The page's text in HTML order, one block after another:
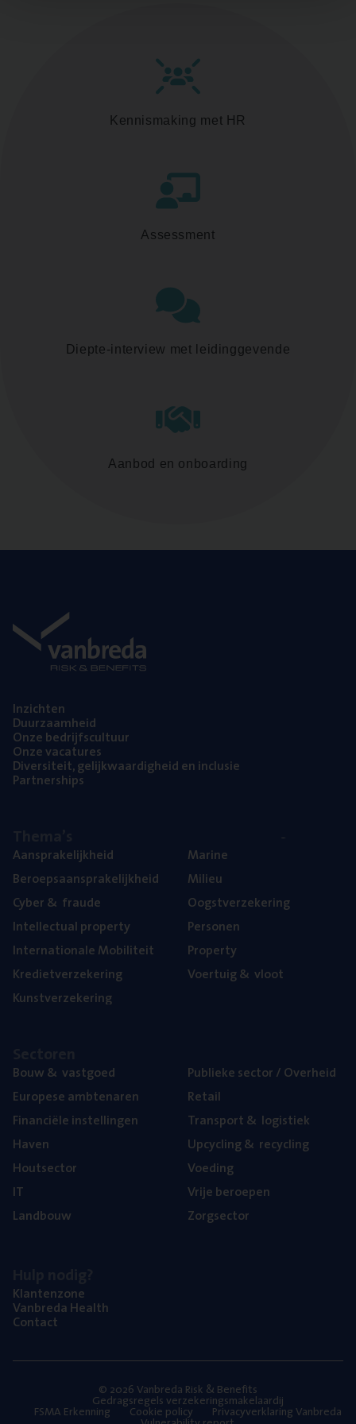
Kennismaking met HR
Assessment
Diepte-interview met leidinggevende
Aanbod en onboarding
Inzich­ten
Duur­zaam­heid
Onze bedrijfs­cul­tuur
Onze vaca­tu­res
Diver­si­teit, gelijk­waar­dig­heid en inclusie
Part­ner­ships
Aan­spra­ke­lijk­heid
Beroeps­aan­spra­ke­lijk­heid
Cyber& fraude
Intel­lec­tu­al property
Inter­na­ti­o­na­le Mobiliteit
Kre­diet­ver­ze­ke­ring
Kunst­ver­ze­ke­ring
Mari­ne
Mili­eu
Oogst­ver­ze­ke­ring
Per­so­nen
Pro­per­ty
Voer­tuig& vloot
Bouw& vastgoed
Euro­pe­se ambtenaren
Finan­ci­ë­le instellingen
Haven
Hout­sec­tor
IT
Land­bouw
Publie­ke sec­tor / Overheid
Retail
Trans­port& logistiek
Upcy­cling& recycling
Voe­ding
Vrije beroe­pen
Zorg­sec­tor
Klan­ten­zo­ne
Van­b­re­da Health
Con­tact
© 2026 Vanbreda Risk & Benefits
Gedragsregels verzekeringsmakelaardij
FSMA Erkenning Cookie policy Privacyverklaring Vanbreda